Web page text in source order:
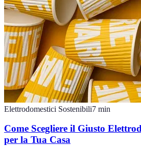
Elettrodomestici Sostenibili7 min
Come Scegliere il Giusto
per la Tua Casa